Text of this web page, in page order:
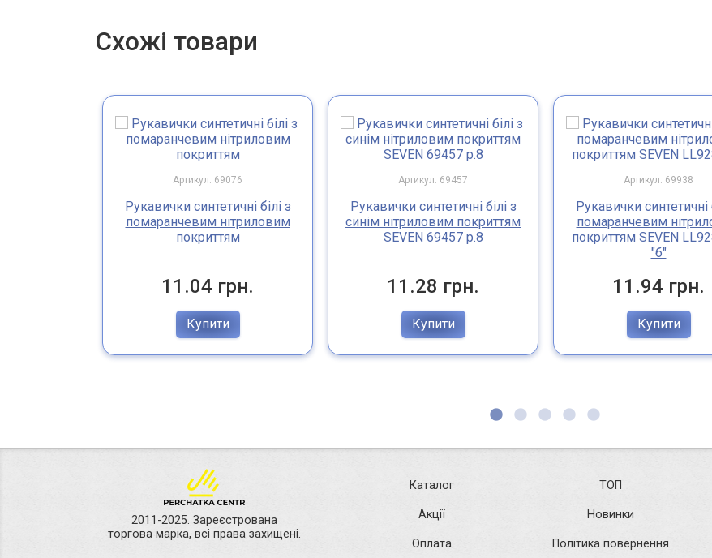
Схожі товари
Артикул: 69076
Рукавички синтетичні білі з
помаранчевим нітриловим
покриттям
11.04 грн.
Купити
Артикул: 69457
Рукавички синтетичні білі з
синім нітриловим покриттям
SEVEN 69457 р.8
11.28 грн.
Купити
Артикул: 69938
Рукавички синтетичні
помаранчевим
покриттям SEVEN
"б"
11.94 грн.
Купити
2011-2025. Зареєстрована
торгова марка, всі права захищені.
Каталог
Акції
Оплата
ТОП
Новинки
Політика повернення